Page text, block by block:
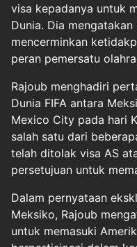
visa kepadanya untuk
Dunia. Dia
mencerminkan
peran pemersatu
Rajoub menghadiri
Dunia FIFA antara
Mexico City pada hari
salah satu dari
telah ditolak visa AS
persetujuan untuk
Dalam pernyataan
Meksiko, Rajoub
untuk memasuki